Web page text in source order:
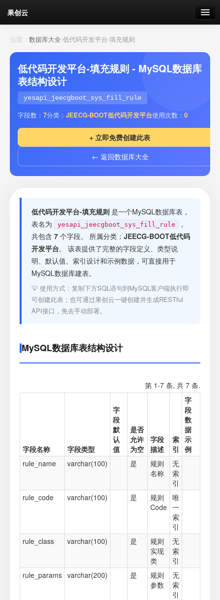
果创云
数据表单
API接口
云存储
流量 剩余接口流量
套餐
接口测试
位置： 数据库大全›低代码开发平台-填充规则
低代码开发平台-填充规则 - MySQL数据库
表结构设计
yesapi_jeecgboot_sys_fill_rule
字段数： 7分类： JEECG-BOOT低代码开发平台使用次数： 0
+ 立即免费创建此表
← 返回数据库大全
低代码开发平台-填充规则 是一个MySQL数据库表，
表名为
yesapi_jeecgboot_sys_fill_rule
，
共包含 7 个字段。 所属分类： JEECG-BOOT低代码
开发平台。 该表提供了完整的字段定义、类型说
明、默认值、索引设计和示例数据，可直接用于
MySQL数据库建表。
💡 使用方式：复制下方SQL语句到MySQL客户端执行即
可创建此表；也可通过果创云一键创建并生成RESTful
API接口，免去手动部署。
MySQL数据库表结构设计
第 1-7 条, 共 7 条.
字段名称 字段类型
字
段
默
认
值
是否
允许
为空
字段
描述
索
引
字
段
数
据
示
例
rule_name
varchar(100) 是
规则
名称
无
索
引
rule_code
varchar(100) 是
规则
Code
唯
一
索
引
rule_class
varchar(100) 是
规则
实现
类
无
索
引
rule_params varchar(200) 是
规则
参数
无
索
引